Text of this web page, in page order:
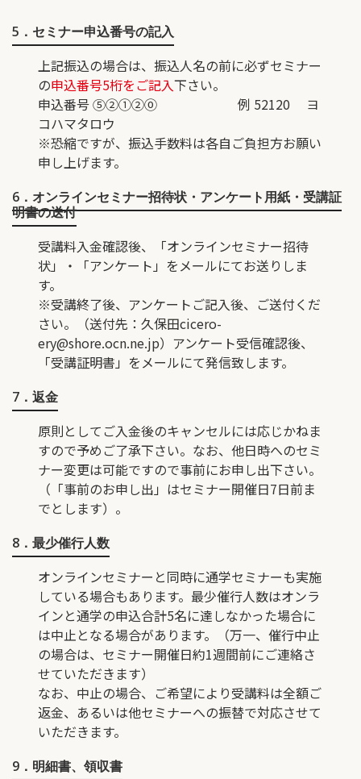
5．セミナー申込番号の記入
上記振込の場合は、振込人名の前に必ずセミナー
の申込番号5桁をご記入下さい。
申込番号 ⑤②①②⓪ 例 52120 ヨ
コハマタロウ
※恐縮ですが、振込手数料は各自ご負担方お願い
申し上げます。
6．オンラインセミナー招待状・アンケート用紙・受講証
明書の送付
受講料入金確認後、「オンラインセミナー招待
状」・「アンケート」をメールにてお送りしま
す。
※受講終了後、アンケートご記入後、ご送付くだ
さい。（送付先：久保田cicero-
ery@shore.ocn.ne.jp）アンケート受信確認後、
「受講証明書」をメールにて発信致します。
7．返金
原則としてご入金後のキャンセルには応じかねま
すので予めご了承下さい。なお、他日時へのセミ
ナー変更は可能ですので事前にお申し出下さい。
（「事前のお申し出」はセミナー開催日7日前ま
でとします）。
8．最少催行人数
オンラインセミナーと同時に通学セミナーも実施
している場合もあります。最少催行人数はオンラ
インと通学の申込合計5名に達しなかった場合に
は中止となる場合があります。（万一、催行中止
の場合は、セミナー開催日約1週間前にご連絡さ
せていただきます）
なお、中止の場合、ご希望により受講料は全額ご
返金、あるいは他セミナーへの振替で対応させて
いただきます。
9．明細書、領収書